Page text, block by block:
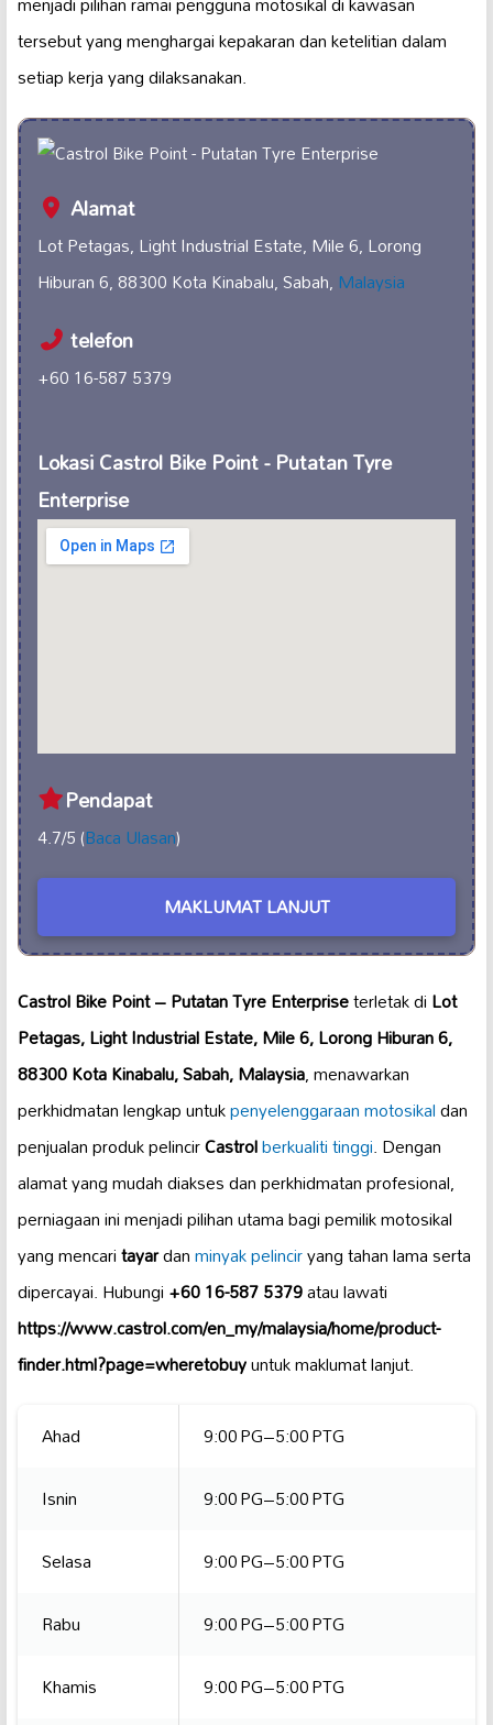
tersebut yang menghargai kepakaran dan ketelitian dalam
setiap kerja yang dilaksanakan.
Alamat
Lot Petagas, Light Industrial Estate, Mile 6, Lorong
Hiburan 6, 88300 Kota Kinabalu, Sabah,Malaysia
telefon
+60 16-587 5379
Lokasi Castrol Bike Point - Putatan Tyre
Enterprise
Pendapat
4.7/5 (Baca Ulasan)
MAKLUMAT LANJUT
Castrol Bike Point – Putatan Tyre Enterpriseterletak diLot
Petagas, Light Industrial Estate, Mile 6, Lorong Hiburan 6,
88300 Kota Kinabalu, Sabah, Malaysia, menawarkan
perkhidmatan lengkap untukpenyelenggaraan motosikaldan
penjualan produk pelincirCastrolberkualiti tinggi. Dengan
alamat yang mudah diakses dan perkhidmatan profesional,
perniagaan ini menjadi pilihan utama bagi pemilik motosikal
yang mencaritayardanminyak pelinciryang tahan lama serta
dipercayai. Hubungi+60 16-587 5379atau lawati
https://www.castrol.com/en_my/malaysia/home/product-
finder.html?page=wheretobuyuntuk maklumat lanjut.
Ahad
9:00 PG–5:00 PTG
Isnin
9:00 PG–5:00 PTG
Selasa
9:00 PG–5:00 PTG
Rabu
9:00 PG–5:00 PTG
Khamis
9:00 PG–5:00 PTG